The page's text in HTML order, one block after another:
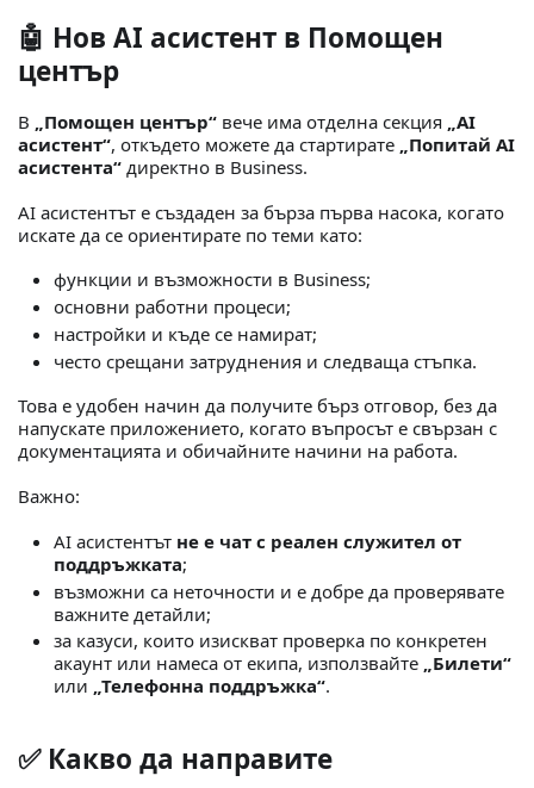
🤖 Нов AI асистент в Помощен
център
В „Помощен център“ вече има отделна секция „AI
асистент“, откъдето можете да стартирате
„Попитай AI
асистента“ директно в Business.
AI асистентът е създаден за бърза първа насока, когато
искате да се ориентирате по теми като:
функции и възможности в Business;
основни работни процеси;
настройки и къде се намират;
често срещани затруднения и следваща стъпка.
Това е удобен начин да получите бърз отговор, без да
напускате приложението, когато въпросът е свързан с
документацията и обичайните начини на работа.
Важно:
AI асистентът не е чат с реален служител от
поддръжката;
възможни са неточности и е добре да проверявате
важните детайли;
за казуси, които изискват проверка по конкретен
акаунт или намеса от екипа, използвайте „Билети“
или „Телефонна поддръжка“.
✅ Какво да направите